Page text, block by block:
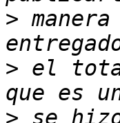
>
> el
> se